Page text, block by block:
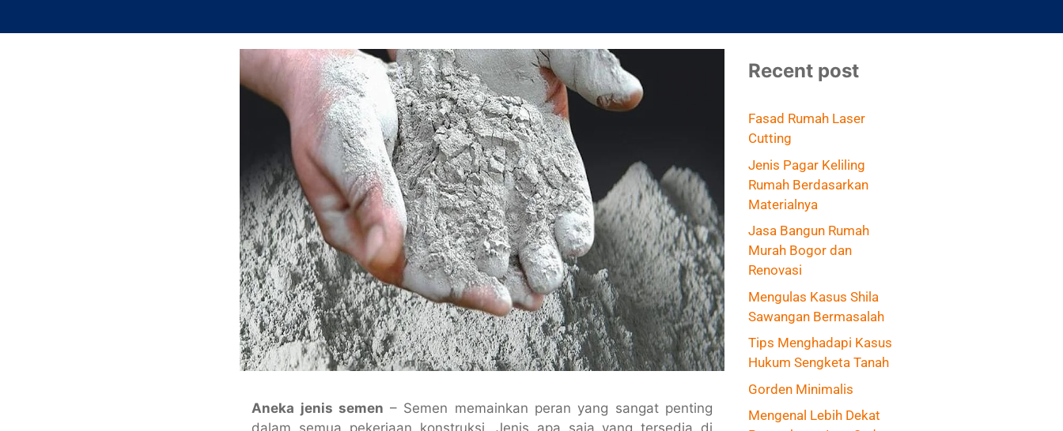
Aneka jenis semen – Semen memainkan peran yang sangat penting
Recent post
Fasad Rumah Laser
Cutting
Jenis Pagar Keliling
Rumah Berdasarkan
Materialnya
Jasa Bangun Rumah
Murah Bogor dan
Renovasi
Mengulas Kasus Shila
Sawangan Bermasalah
Tips Menghadapi Kasus
Hukum Sengketa Tanah
Gorden Minimalis
Mengenal Lebih Dekat